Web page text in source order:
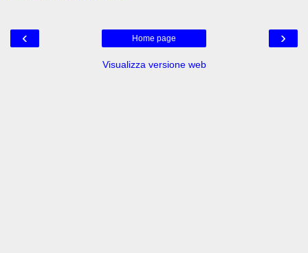
‹ ›
Home page
Visualizza versione web